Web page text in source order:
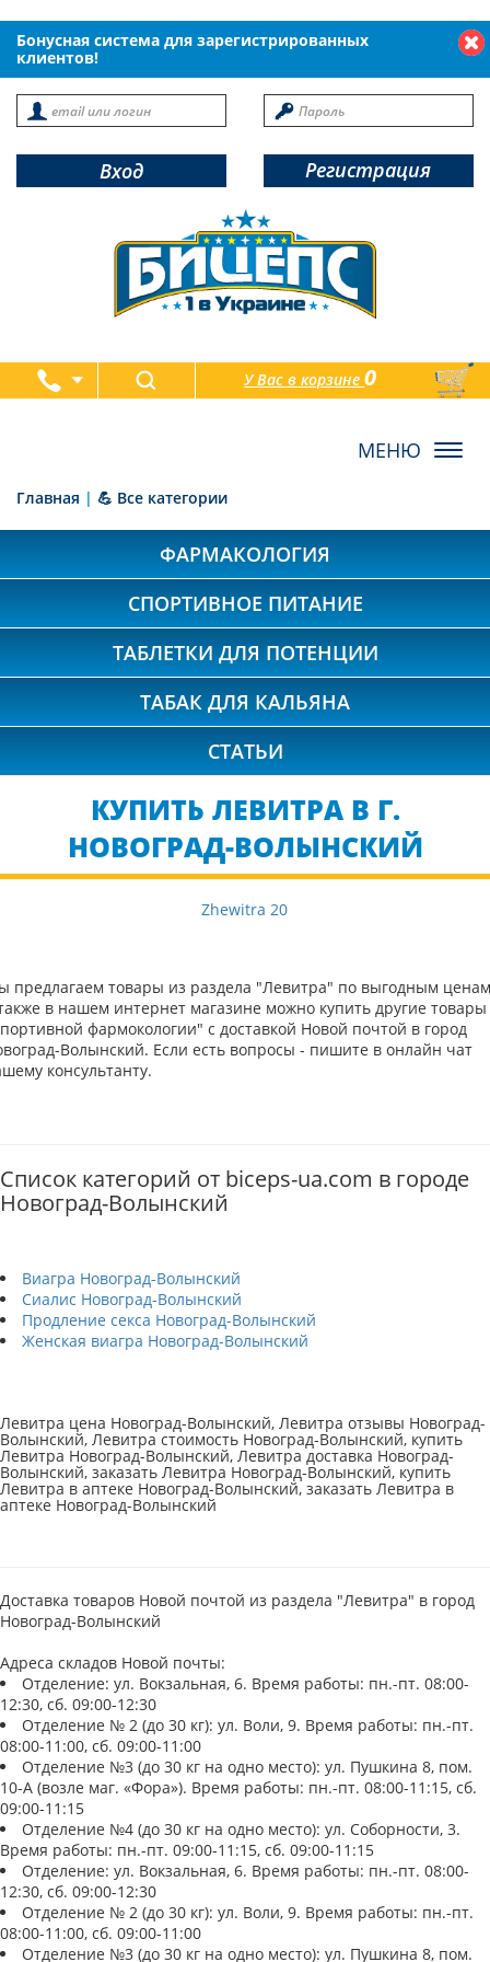
Бонусная система для зарегистрированных
клиентов!
Вход Регистрация
У Вас в корзине0
товаров
Главная | 💪 Все категории
ФАРМАКОЛОГИЯ
СПОРТИВНОЕ ПИТАНИЕ
ТАБЛЕТКИ ДЛЯ ПОТЕНЦИИ
ТАБАК ДЛЯ КАЛЬЯНА
СТАТЬИ
КУПИТЬ ЛЕВИТРА В Г.
НОВОГРАД-ВОЛЫНСКИЙ
Zhewitra 20
предлагаем товары из раздела "Левитра" по выгодным
в нашем интернет магазине можно купить другие товары
фармокологии" с доставкой Новой почтой в город
Волынский. Если есть вопросы - пишите в онлайн чат
консультанту.
Список категорий от biceps-ua.com в городе
Новоград-Волынский
Виагра Новоград-Волынский
Сиалис Новоград-Волынский
Продление секса Новоград-Волынский
Женская виагра Новоград-Волынский
Левитра цена Новоград-Волынский, Левитра отзывы Новоград-
Волынский, Левитра стоимость Новоград-Волынский, купить
Левитра Новоград-Волынский, Левитра доставка Новоград-
Волынский, заказать Левитра Новоград-Волынский, купить
Левитра в аптеке Новоград-Волынский, заказать Левитра в
аптеке Новоград-Волынский
Доставка товаров Новой почтой из раздела "Левитра" в город
Новоград-Волынский
Адреса складов Новой почты:
Отделение: ул. Вокзальная, 6. Время работы: пн.-пт. 08:00-
12:30, сб. 09:00-12:30
Отделение № 2 (до 30 кг): ул. Воли, 9. Время работы: пн.-пт.
08:00-11:00, сб. 09:00-11:00
Отделение №3 (до 30 кг на одно место): ул. Пушкина 8, пом.
10-А (возле маг. «Фора»). Время работы: пн.-пт. 08:00-11:15, сб.
09:00-11:15
Отделение №4 (до 30 кг на одно место): ул. Соборности, 3.
Время работы: пн.-пт. 09:00-11:15, сб. 09:00-11:15
Отделение: ул. Вокзальная, 6. Время работы: пн.-пт. 08:00-
12:30, сб. 09:00-12:30
Отделение № 2 (до 30 кг): ул. Воли, 9. Время работы: пн.-пт.
08:00-11:00, сб. 09:00-11:00
Отделение №3 (до 30 кг на одно место): ул. Пушкина 8, пом.